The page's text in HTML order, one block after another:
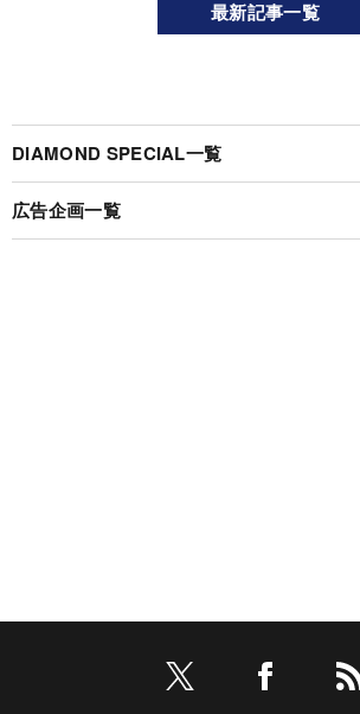
最新記事一覧
DIAMOND SPECIAL一覧
広告企画一覧